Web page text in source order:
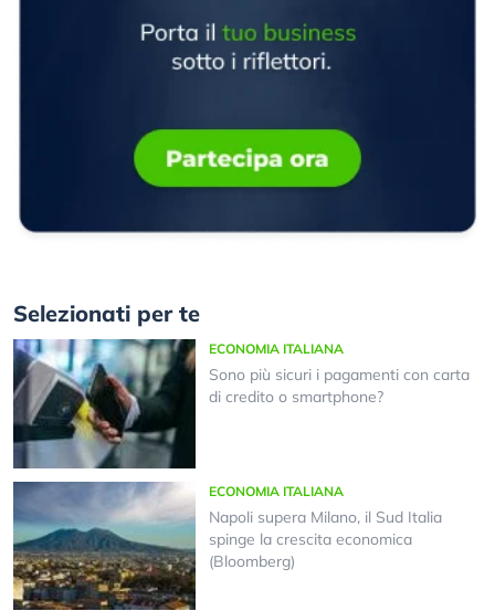
Selezionati per te
ECONOMIA ITALIANA
Sono più sicuri i pagamenti con carta
di credito o smartphone?
ECONOMIA ITALIANA
Napoli supera Milano, il Sud Italia
spinge la crescita economica
(Bloomberg)